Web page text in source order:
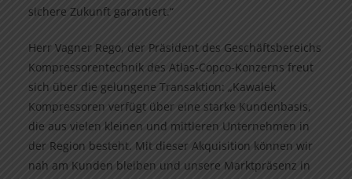
sichere Zukunft garantiert.“
Herr Vagner Rego, der Präsident des Geschäftsbereichs
Kompressorentechnik des Atlas-Copco-Konzerns freut
sich über die gelungene Transaktion: „Kawalek
Kompressoren verfügt über eine starke Kundenbasis,
die aus vielen kleinen und mittleren Unternehmen in
der Region besteht. Mit dieser Akquisition können wir
nah am Kunden bleiben und unsere Marktpräsenz in